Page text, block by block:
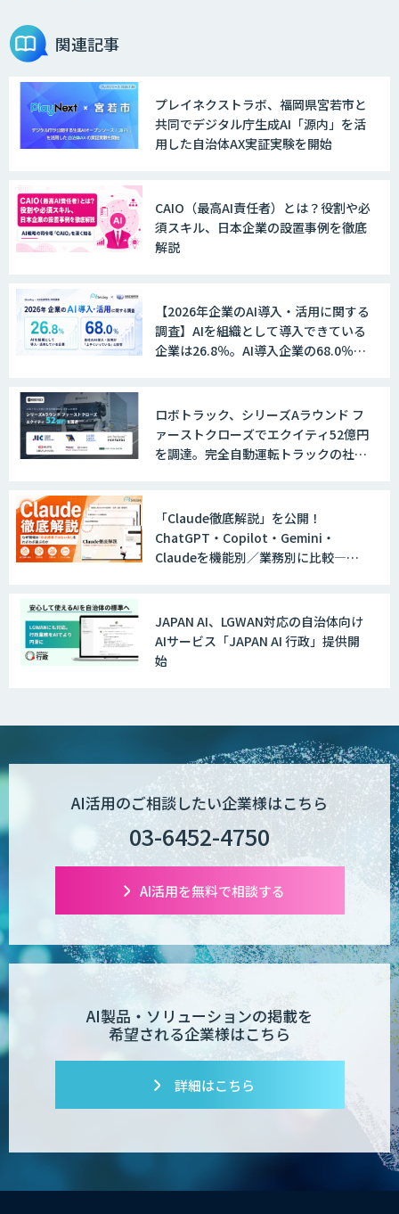
関連記事
プレイネクストラボ、福岡県宮若市と
共同でデジタル庁生成AI「源内」を活
用した自治体AX実証実験を開始
CAIO（最高AI責任者）とは？役割や必
須スキル、日本企業の設置事例を徹底
解説
【2026年企業のAI導入・活用に関する
調査】AIを組織として導入できている
企業は26.8％。AI導入企業の68.0％
ロボトラック、シリーズAラウンド フ
ァーストクローズでエクイティ52億円
を調達。完全自動運転トラックの社会
「Claude徹底解説」を公開！
ChatGPT・Copilot・Gemini・
Claudeを機能別／業務別に比較―自
JAPAN AI、LGWAN対応の自治体向け
AIサービス「JAPAN AI 行政」提供開
始
AI活用のご相談したい企業様はこちら
03-6452-4750
AI活用を無料で相談する
AI製品・ソリューションの掲載を
希望される企業様はこちら
詳細はこちら